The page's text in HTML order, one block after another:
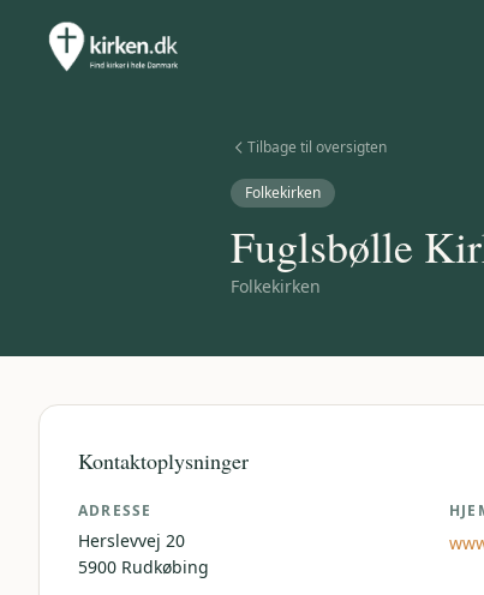
Tilbage til oversigten
Folkekirken
Fuglsbølle
Folkekirken
Kontaktoplysninger
ADRESSE
Herslevvej 20
5900 Rudkøbing